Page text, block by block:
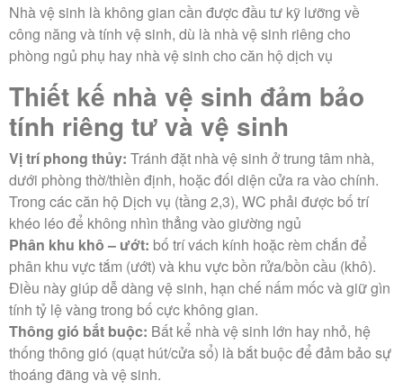
Nhà vệ sinh là không gian cần được đầu tư kỹ lưỡng về
công năng và tính vệ sinh, dù là nhà vệ sinh riêng cho
phòng ngủ phụ hay nhà vệ sinh cho căn hộ dịch vụ
Thiết kế nhà vệ sinh đảm bảo
tính riêng tư và vệ sinh
Vị trí phong thủy: Tránh đặt nhà vệ sinh ở trung tâm nhà,
dưới phòng thờ/thiền định, hoặc đối diện cửa ra vào chính.
Trong các căn hộ Dịch vụ (tầng 2,3), WC phải được bố trí
khéo léo để không nhìn thẳng vào giường ngủ
Phân khu khô – ướt: bố trí vách kính hoặc rèm chắn để
phân khu vực tắm (ướt) và khu vực bồn rửa/bồn cầu (khô).
Điều này giúp dễ dàng vệ sinh, hạn chế nấm mốc và giữ gìn
tính tỷ lệ vàng trong bố cực không gian.
Thông gió bắt buộc: Bất kể nhà vệ sinh lớn hay nhỏ, hệ
thống thông gió (quạt hút/cửa sổ) là bắt buộc để đảm bảo sự
thoáng đãng và vệ sinh.